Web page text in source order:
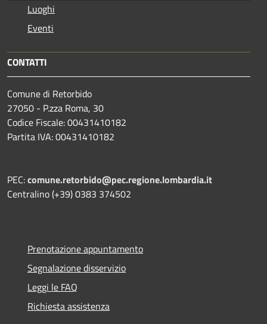
Luoghi
Eventi
CONTATTI
Comune di Retorbido
27050 - P.zza Roma, 30
Codice Fiscale: 00431410182
Partita IVA: 00431410182
PEC:comune.retorbido@pec.regione.lombardia.it
Centralino (+39) 0383 374502
Prenotazione appuntamento
Segnalazione disservizio
Leggi le FAQ
Richiesta assistenza